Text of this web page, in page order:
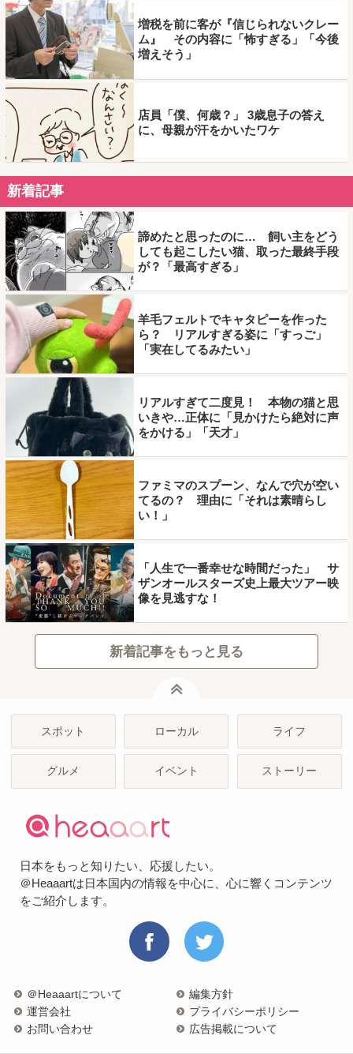
増税を前に客が『信じられないクレー
ム』 その内容に「怖すぎる」「今後
増えそう」
店員「僕、何歳？」 3歳息子の答え
に、母親が汗をかいたワケ
新着記事
諦めたと思ったのに… 飼い主をどう
しても起こしたい猫、取った最終手段
が？「最高すぎる」
羊毛フェルトでキャタピーを作った
ら？ リアルすぎる姿に「すっご」
「実在してるみたい」
リアルすぎて二度見！ 本物の猫と思
いきや…正体に「見かけたら絶対に声
をかける」「天才」
ファミマのスプーン、なんで穴が空い
てるの？ 理由に「それは素晴らし
い！」
「人生で一番幸せな時間だった」 サ
ザンオールスターズ史上最大ツアー映
像を見逃すな！
新着記事をもっと見る
スポット ローカル ライフ
グルメ イベント ストーリー
日本をもっと知りたい、応援したい。
＠Heaaartは日本国内の情報を中心に、心に響くコンテンツ
をご紹介します。
＠Heaaartについて
編集方針
運営会社
プライバシーポリシー
お問い合わせ
広告掲載について